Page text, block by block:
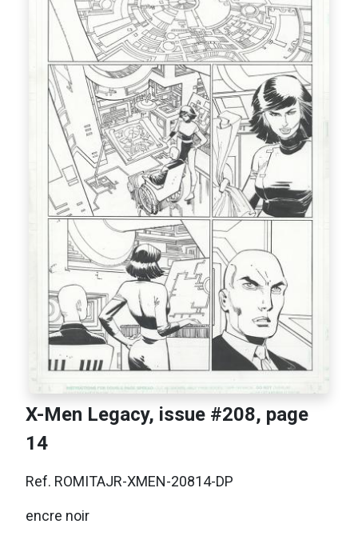
X-Men Legacy, issue #208, page
14
Ref. ROMITAJR-XMEN-20814-DP
encre noir